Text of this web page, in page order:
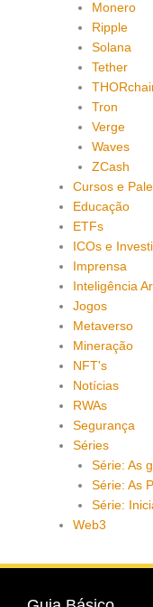
Monero
Ripple
Solana
Tether
Tron
Verge
Waves
ZCash
Cursos e
Educação
ETFs
ICOs e
Imprensa
Inteligência
Jogos
Metaverso
Mineração
NFT's
Notícias
RWAs
Segurança
Séries
Série: As
Série: As
Série:
Web3